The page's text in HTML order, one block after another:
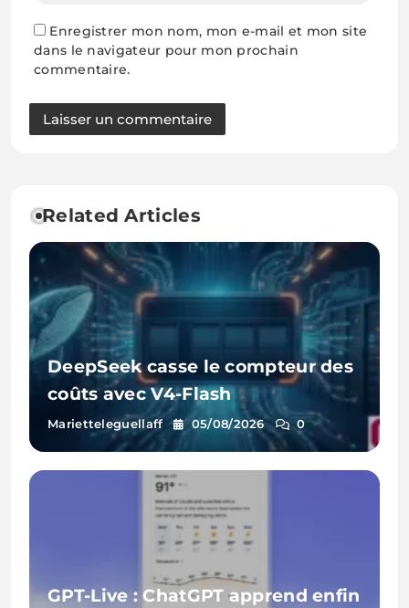
Enregistrer mon nom, mon e-mail et mon site
dans le navigateur pour mon prochain
commentaire.
Related Articles
DeepSeek casse le compteur des
coûts avec V4-Flash
Marietteleguellaff 05/08/2026 0
GPT-Live : ChatGPT apprend enfin